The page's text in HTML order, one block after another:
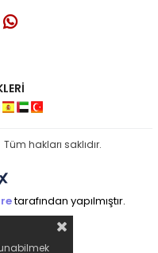
hakları saklıdır.
tarafından yapılmıştır.